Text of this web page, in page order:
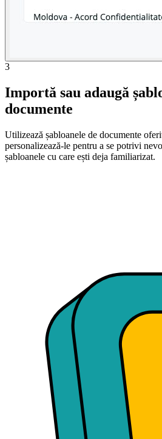
3
Importă sau adaugă
documente
Utilizează șabloanele de documente
personalizează-le pentru a se potrivi
șabloanele cu care ești deja familiarizat.